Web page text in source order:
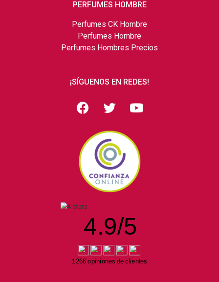
PERFUMES HOMBRE
Perfumes CK Hombre
Perfumes Hombre
Perfumes Hombres Precios
¡SÍGUENOS EN REDES!
4.9/5
1266 opiniones de clientes